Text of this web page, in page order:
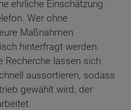
ehrliche Einschätzung
Wer ohne
Maßnahmen
hinterfragt werden.
Recherche lassen sich
aussortieren, sodass
gewählt wird, der